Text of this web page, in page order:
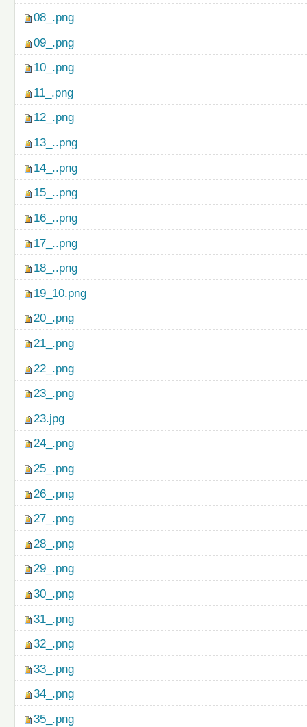
08_.png
09_.png
10_.png
11_.png
12_.png
13_..png
14_..png
15_..png
16_..png
17_..png
18_..png
19_10.png
20_.png
21_.png
22_.png
23_.png
23.jpg
24_.png
25_.png
26_.png
27_.png
28_.png
29_.png
30_.png
31_.png
32_.png
33_.png
34_.png
35_.png